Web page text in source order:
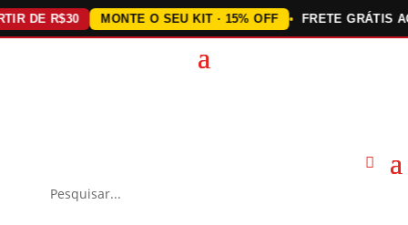
R$30 MONTE O SEU KIT · 15% OFF FRETE GRÁTIS ACIMA